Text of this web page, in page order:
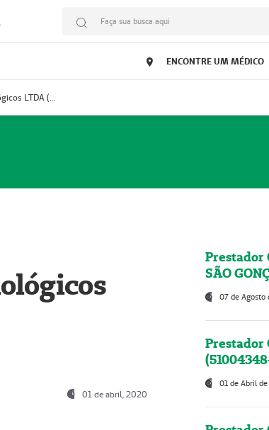
Faça sua busca aqui
ENCONTRE UM MÉDICO
Prestador Decordis Exames Cardiológicos LTDA (51004347-4)
01 de abril, 2020
Prestador
SÃO
07 de Agosto
Prestador
01 de Abril